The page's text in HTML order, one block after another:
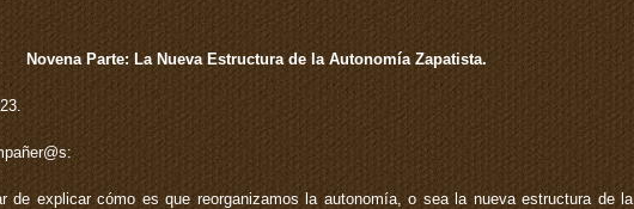
Novena Parte: La Nueva Estructura de la Autonomía Zapatista.
de explicar cómo es que reorganizamos la autonomía, o sea la nueva estructura de la